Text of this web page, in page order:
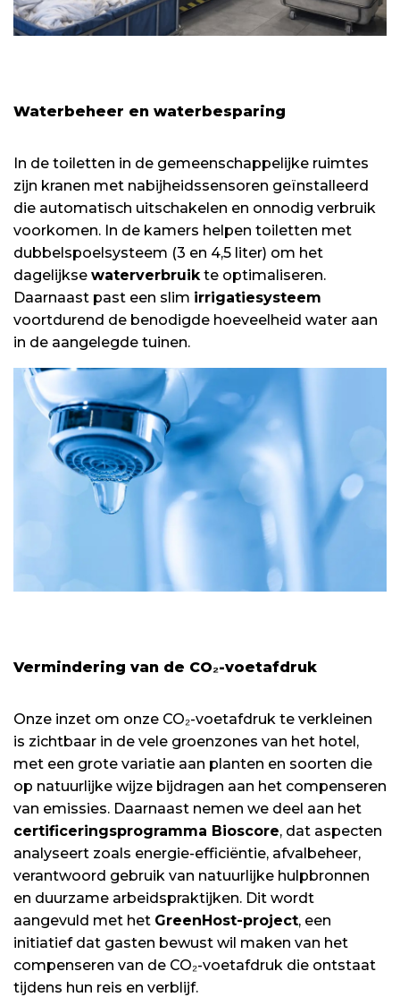
Waterbeheer en waterbesparing
In de toiletten in de gemeenschappelijke ruimtes
zijn kranen met nabijheidssensoren geïnstalleerd
die automatisch uitschakelen en onnodig verbruik
voorkomen. In de kamers helpen toiletten met
dubbelspoelsysteem (3 en 4,5 liter) om het
dagelijkse waterverbruikte optimaliseren.
Daarnaast past een slim irrigatiesysteem
voortdurend de benodigde hoeveelheid water aan
in de aangelegde tuinen.
Vermindering van de CO₂-voetafdruk
Onze inzet om onze CO₂-voetafdruk te verkleinen
is zichtbaar in de vele groenzones van het hotel,
met een grote variatie aan planten en soorten die
op natuurlijke wijze bijdragen aan het compenseren
van emissies. Daarnaast nemen we deel aan het
certificeringsprogramma Bioscore, dat aspecten
analyseert zoals energie-efficiëntie, afvalbeheer,
verantwoord gebruik van natuurlijke hulpbronnen
en duurzame arbeidspraktijken. Dit wordt
aangevuld met het GreenHost-project, een
initiatief dat gasten bewust wil maken van het
compenseren van de CO₂-voetafdruk die ontstaat
tijdens hun reis en verblijf.